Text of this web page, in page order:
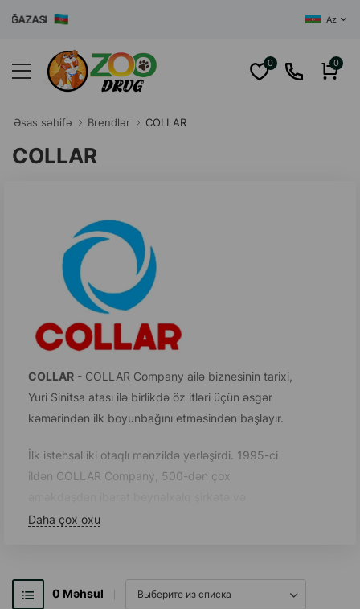
Az
0 0
Əsas səhifə Brendlər COLLAR
COLLAR
COLLAR - COLLAR Company ailə biznesinin tarixi,
Yuri Sinitsa atası ilə birlikdə öz itləri üçün əsgər
kəmərindən ilk boyunbağını etməsindən başlayır.
İlk istehsal iki otaqlı mənzildə yerləşirdi. 1995-ci
ildən COLLAR Company, 500-dən çox
məhsullarının 78 ölkədə mövcudluğuna qədər
idarəetməni kiçik qardaşına tapşırıb. 15 il ərzində
Daha çox oxu
0 Məhsul